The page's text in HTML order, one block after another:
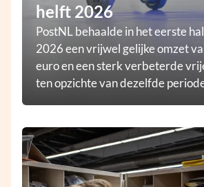
helft 2026
PostNL behaalde in het eerste
2026 een vrijwel gelijke omzet
euro en een sterk verbeterde
ten opzichte van dezelfde